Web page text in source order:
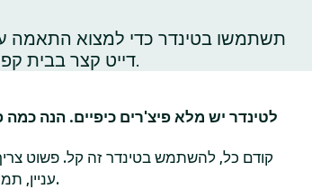
תשתמשו בטינדר כדי למצוא התאמה
דייט קצר בבית קפה קרוב. או שתלכו לטייל באתרי תיירות ברחבי העיר כדי לגלות, או לגלות‑מחדש, את כל הדברים הכי שווים שיש לעשות שם.
לטינדר יש מלא פיצ'רים כיפיים. הנה
קודם כל, להשתמש בטינדר זה קל. פשוט
עניין, תמונות וביו לפרופיל כדי להשוויץ באישיות שלכם.